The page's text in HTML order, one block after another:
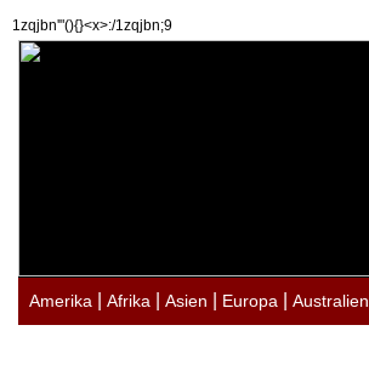
1zqjbn'"(){}<x>:/1zqjbn;9
Amerika Afrika Asien Europa Australien